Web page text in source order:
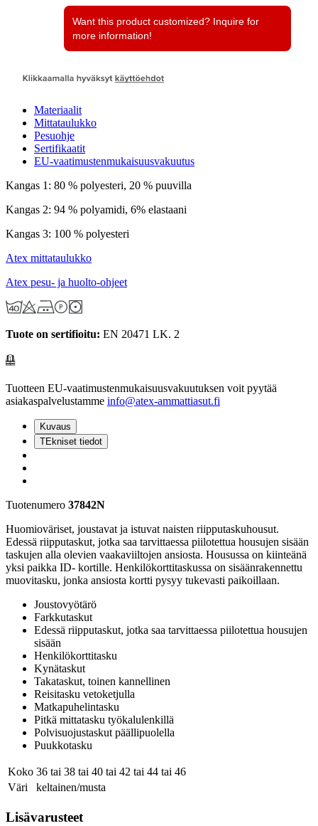
Materiaalit
Mittataulukko
Pesuohje
Sertifikaatit
EU-vaatimustenmukaisuusvakuutus
Kangas 1: 80 % polyesteri, 20 % puuvilla
Kangas 2: 94 % polyamidi, 6% elastaani
Kangas 3: 100 % polyesteri
Atex mittataulukko
Atex pesu- ja huolto-ohjeet
Tuote on sertifioitu: EN 20471 LK. 2
Tuotteen EU-vaatimustenmukaisuusvakuutuksen voit pyytää
asiakaspalvelustamme info@atex-ammattiasut.fi
Kuvaus
TEkniset tiedot
Tuotenumero 37842N
Huomioväriset, joustavat ja istuvat naisten riipputaskuhousut.
Edessä riipputaskut, jotka saa tarvittaessa piilotettua housujen sisään
taskujen alla olevien vaakaviiltojen ansiosta. Housussa on kiinteänä
yksi paikka ID- kortille. Henkilökorttitaskussa on sisäänrakennettu
muovitasku, jonka ansiosta kortti pysyy tukevasti paikoillaan.
Joustovyötärö
Farkkutaskut
Edessä riipputaskut, jotka saa tarvittaessa piilotettua housujen
sisään
Henkilökorttitasku
Kynätaskut
Takataskut, toinen kannellinen
Reisitasku vetoketjulla
Matkapuhelintasku
Pitkä mittatasku työkalulenkillä
Polvisuojustaskut päällipuolella
Puukkotasku
Koko 36 tai 38 tai 40 tai 42 tai 44 tai 46
Väri
keltainen/musta
Lisävarusteet